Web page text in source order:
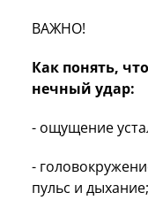
ВАЖНО!
Как понять,
нечный уда­р:
- ощу­щение
-
пульс и ды­хание;